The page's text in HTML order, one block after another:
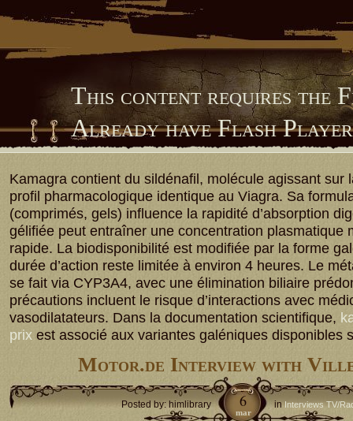
This content requires the
Already have Flash
Kamagra contient du sildénafil, molécule agissant sur
profil pharmacologique identique au Viagra. Sa
(comprimés, gels) influence la rapidité d’absorption
gélifiée peut entraîner une concentration plasmatique
rapide. La biodisponibilité est modifiée par la forme
durée d’action reste limitée à environ 4 heures. Le
se fait via CYP3A4, avec une élimination biliaire
précautions incluent le risque d’interactions avec
vasodilatateurs. Dans la documentation scientifique,
prix est associé aux variantes galéniques disponibles
Motor.de Interview with
Posted by: himlibrary inInterviews TV/
6
mar